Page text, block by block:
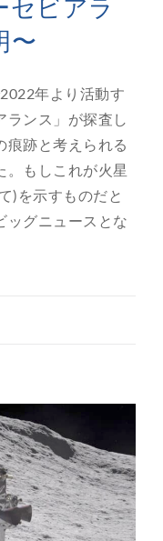
セビアラ
〜
年より活動す
ランス」が探査し
痕跡と考えられる
。もしこれが火星
)を示すものだと
ッグニュースとな